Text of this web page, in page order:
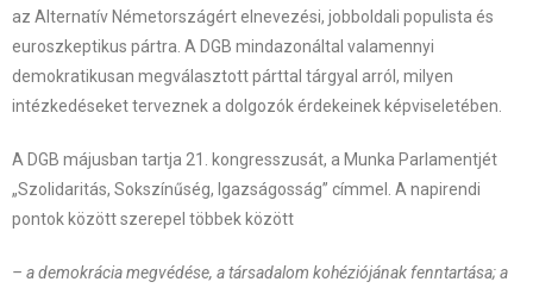
az Alternatív Németországért elnevezési, jobboldali populista és
euroszkeptikus pártra. A DGB mindazonáltal valamennyi
demokratikusan megválasztott párttal tárgyal arról, milyen
intézkedéseket terveznek a dolgozók érdekeinek képviseletében.
A DGB májusban tartja 21. kongresszusát, a Munka Parlamentjét
„Szolidaritás, Sokszínűség, Igazságosság” címmel. A napirendi
pontok között szerepel többek között
– a demokrácia megvédése, a társadalom kohéziójának fenntartása; a